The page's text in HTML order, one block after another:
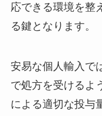
応できる環境を整
る鍵となります。
安易な個人輸入で
で処方を受けるよ
による適切な投与